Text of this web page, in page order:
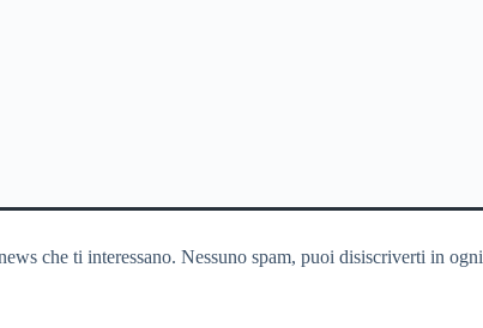
che ti interessano. Nessuno spam, puoi disiscriverti in ogni